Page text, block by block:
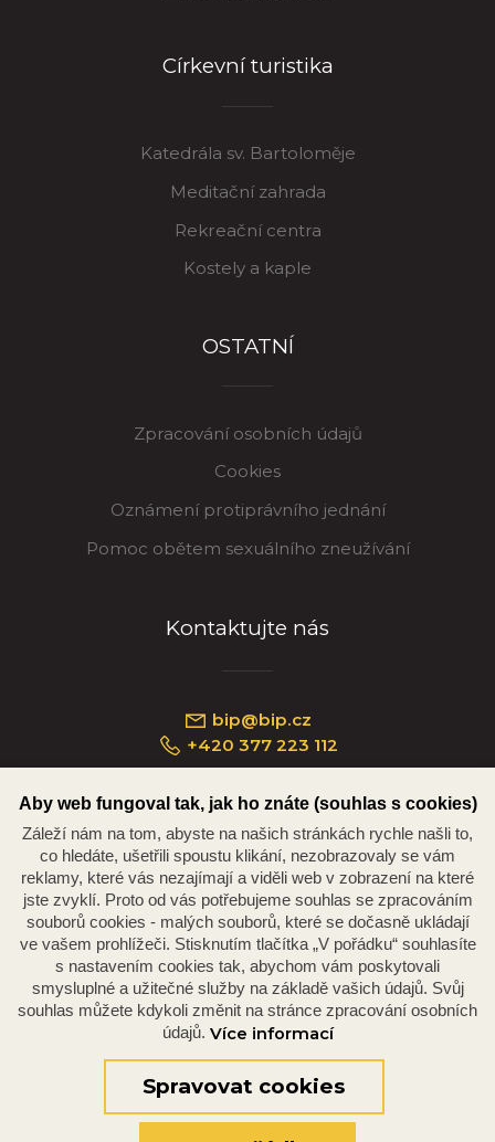
Církevní turistika
Katedrála sv. Bartoloměje
Meditační zahrada
Rekreační centra
Kostely a kaple
OSTATNÍ
Zpracování osobních údajů
Cookies
Oznámení protiprávního jednání
Pomoc obětem sexuálního zneužívání
Kontaktujte nás
bip@bip.cz
+420 377 223 112
Náměstí Republiky 234/35, 301 00 Plzeň
Aby web fungoval tak, jak ho znáte (souhlas s cookies)
Záleží nám na tom, abyste na našich stránkách rychle našli to,
co hledáte, ušetřili spoustu klikání, nezobrazovaly se vám
reklamy, které vás nezajímají a viděli web v zobrazení na které
jste zvyklí. Proto od vás potřebujeme souhlas se zpracováním
souborů cookies - malých souborů, které se dočasně ukládají
ve vašem prohlížeči. Stisknutím tlačítka „V pořádku“ souhlasíte
s nastavením cookies tak, abychom vám poskytovali
smysluplné a užitečné služby na základě vašich údajů. Svůj
souhlas můžete kdykoli změnit na stránce zpracování osobních
údajů. Více informací
Spravovat cookies